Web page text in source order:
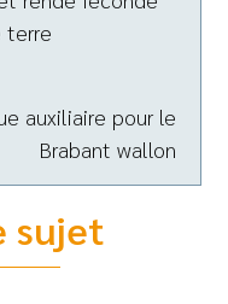
terre
auxiliaire pour le
Brabant wallon
sujet